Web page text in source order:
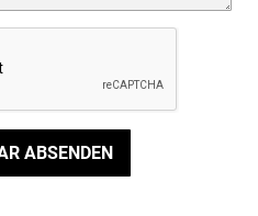
ABSENDEN